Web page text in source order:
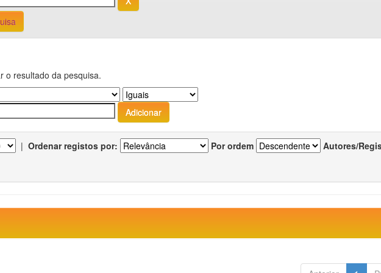
o resultado da pesquisa.
| Ordenar registos por: Por ordem Autores/